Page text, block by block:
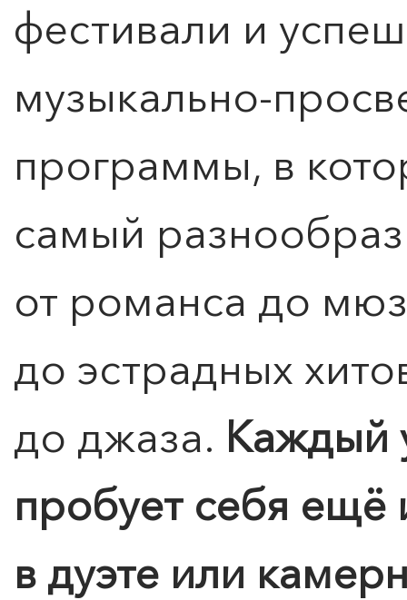
фестивали и
музыкально-
программы, в
самый
от романса до
до эстрадных
до джаза. Каждый
пробует себя ещё
в дуэте или